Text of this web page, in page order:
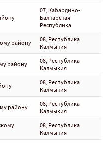
07, Кабардино-
Балкарская
Республика
району
08, Республика
Калмыкия
району
08, Республика
Калмыкия
08, Республика
Калмыкия
району
08, Республика
Калмыкия
08, Республика
Калмыкия